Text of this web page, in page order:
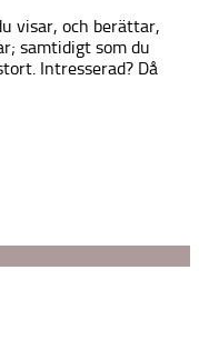
visar, och berättar,
samtidigt som du
Intresserad? Då